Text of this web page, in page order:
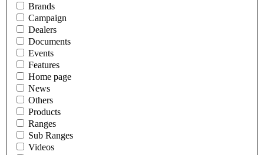
Brands
Campaign
Dealers
Documents
Events
Features
Home page
News
Others
Products
Ranges
Sub Ranges
Videos